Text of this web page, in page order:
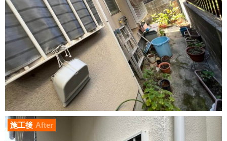
施工後 After